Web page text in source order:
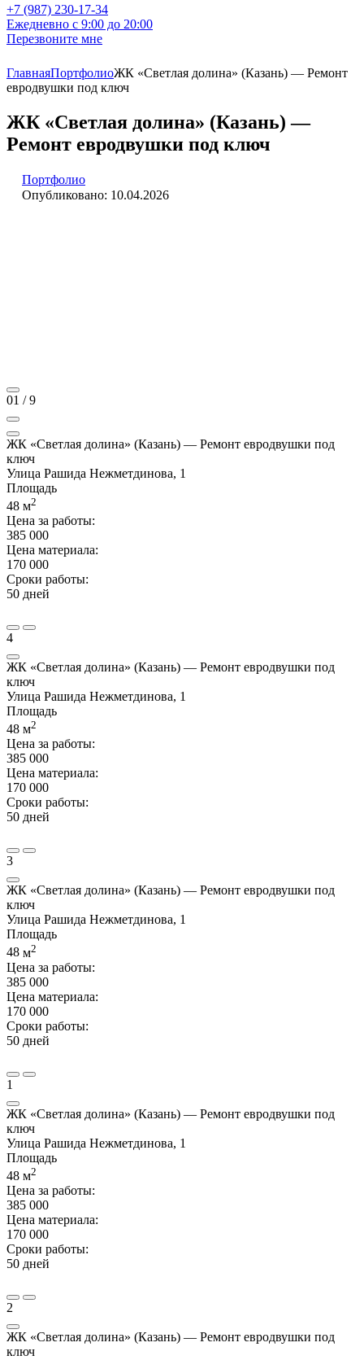
+7 (987) 230-17-34
Ежедневно с 9:00 до 20:00
Перезвоните мне
ГлавнаяПортфолиоЖК «Светлая долина» (Казань) — Ремонт
евродвушки под ключ
ЖК «Светлая долина» (Казань) —
Ремонт евродвушки под ключ
Портфолио
Опубликовано: 10.04.2026
01 / 9
ЖК «Светлая долина» (Казань) — Ремонт евродвушки под
ключ
Улица Рашида Нежметдинова, 1
Площадь
48 м2
Цена за работы:
385 000
Цена материала:
170 000
Сроки работы:
50 дней
4
ЖК «Светлая долина» (Казань) — Ремонт евродвушки под
ключ
Улица Рашида Нежметдинова, 1
Площадь
48 м2
Цена за работы:
385 000
Цена материала:
170 000
Сроки работы:
50 дней
3
ЖК «Светлая долина» (Казань) — Ремонт евродвушки под
ключ
Улица Рашида Нежметдинова, 1
Площадь
48 м2
Цена за работы:
385 000
Цена материала:
170 000
Сроки работы:
50 дней
1
ЖК «Светлая долина» (Казань) — Ремонт евродвушки под
ключ
Улица Рашида Нежметдинова, 1
Площадь
48 м2
Цена за работы:
385 000
Цена материала:
170 000
Сроки работы:
50 дней
2
ЖК «Светлая долина» (Казань) — Ремонт евродвушки под
ключ